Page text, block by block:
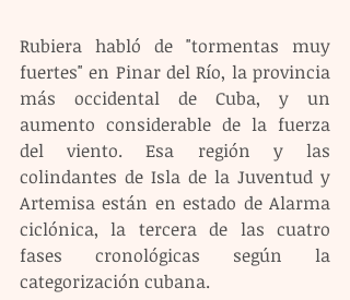
Rubiera habló de "tormentas muy
fuertes" en Pinar del Río, la provincia
más occidental de Cuba, y un
aumento considerable de la fuerza
del viento. Esa región y las
colindantes de Isla de la Juventud y
Artemisa están en estado de Alarma
ciclónica, la tercera de las cuatro
fases cronológicas según la
categorización cubana.